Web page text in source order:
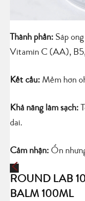
Thành phần: Sáp
Vitamin C (AA),
Kết cấu: Mềm hơn
Khả năng làm sạch:
dai.
Cảm nhận: Ổn
ROUND LAB
BALM 100ML